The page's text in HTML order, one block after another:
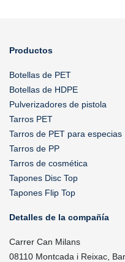
Productos
Botellas de PET
Botellas de HDPE
Pulverizadores de pistola
Tarros PET
Tarros de PET para especias
Tarros de PP
Tarros de cosmética
Tapones Disc Top
Tapones Flip Top
Detalles de la compañía
Carrer Can Milans
08110 Montcada i Reixac,